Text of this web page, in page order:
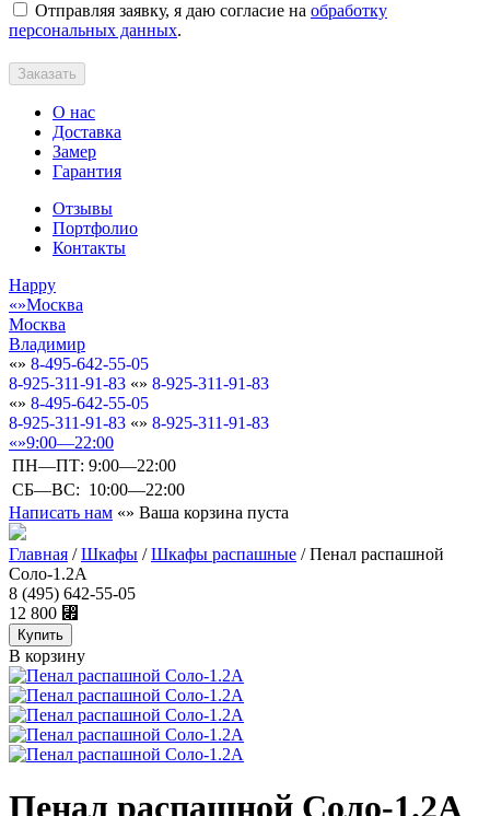
Отправляя заявку, я даю согласие на обработку
персональных данных.
Заказать
О нас
Доставка
Замер
Гарантия
Отзывы
Портфолио
Контакты
Happy
Москва
Москва
Владимир
8-495-642-55-05
8-925-311-91-83
8-925-311-91-83
8-495-642-55-05
8-925-311-91-83
8-925-311-91-83
9:00—22:00
ПН—ПТ: 9:00—22:00
СБ—ВС: 10:00—22:00
Написать нам
Ваша корзина пуста
Главная /Шкафы /Шкафы распашные /Пенал распашной
Соло-1.2А
8 (495) 642-55-05
12 800 ⃏
В корзину
Пенал распашной Соло-1.2А